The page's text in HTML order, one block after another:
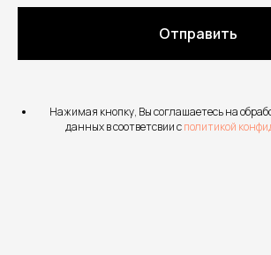
Отправить
Нажимая кнопку, Вы соглашаетесь на
данных в соответсвии сполитикой